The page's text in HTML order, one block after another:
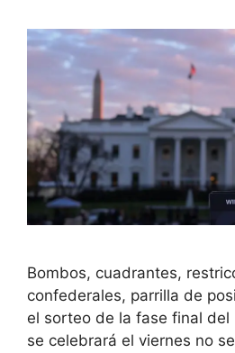
Bombos, cuadrantes,
confederales, parrilla de
el sorteo de la fase final del
se celebrará el viernes no